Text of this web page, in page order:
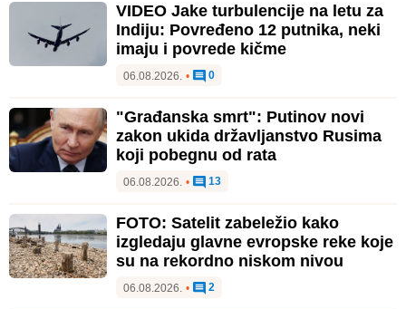
VIDEO Jake turbulencije na letu za
Indiju: Povređeno 12 putnika, neki
imaju i povrede kičme
06.08.2026. • 0
"Građanska smrt": Putinov novi
zakon ukida državljanstvo Rusima
koji pobegnu od rata
06.08.2026. • 13
FOTO: Satelit zabeležio kako
izgledaju glavne evropske reke koje
su na rekordno niskom nivou
06.08.2026. • 2